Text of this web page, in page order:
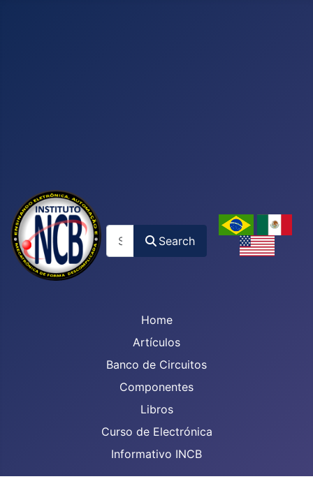
Search
Home
Artículos
Banco de Circuitos
Componentes
Libros
Curso de Electrónica
Informativo INCB